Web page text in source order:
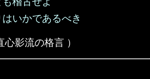
いかであるべき
心影流の格言 ）